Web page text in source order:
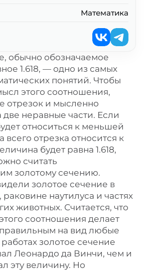
обычно обозначаемое
1.618, — одно из самых
понятий. Чтобы
этого соотношения,
отрезок и мысленно
две неравные части. Если
относиться к меньшей
всего отрезка относится к
будет равна 1.618,
считать
золотому сечению.
золотое сечение в
наутилуса и частях
животных. Считается, что
соотношения делает
на вид любые
золотое сечение
Леонардо да Винчи, чем и
эту величину. Но
Математика